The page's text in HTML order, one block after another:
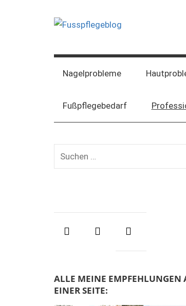
Blog
zum
und
Podologie
Nagelprobleme
Fußpflegebedarf
ALLE MEINE EMPFEHLUNGEN
EINER SEITE: